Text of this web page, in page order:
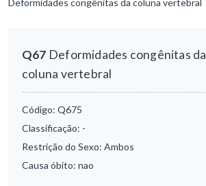
Deformidades congênitas da coluna vertebral
Q67 Deformidades congênitas da
coluna vertebral
Código: Q675
Classificação: -
Restrição do Sexo: Ambos
Causa óbito: nao